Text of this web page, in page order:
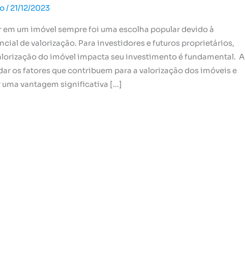
/ 21/12/2023
um imóvel sempre foi uma escolha popular devido à
de valorização. Para investidores e futuros proprietários,
do imóvel impacta seu investimento é fundamental. A
os fatores que contribuem para a valorização dos imóveis e
uma vantagem significativa […]